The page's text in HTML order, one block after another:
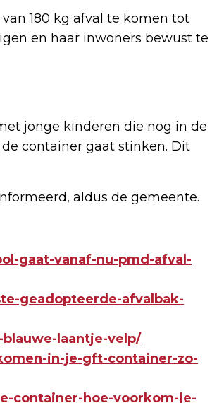
180 kg afval te komen tot
en haar inwoners bewust te
jonge kinderen die nog in de
container gaat stinken. Dit
aldus de gemeente.
gaat-vanaf-nu-pmd-afval-
geadopteerde-afvalbak-
laantje-velp/
in-je-gft-container-zo-
container-hoe-voorkom-je-